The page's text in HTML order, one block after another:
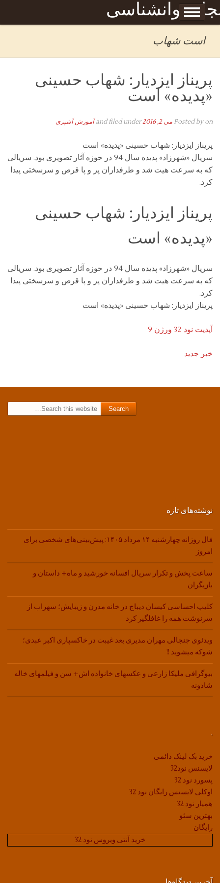
روانشناسی
Skip to content
برگه نمونه
است شهاب
پریناز ایزدیار: شهاب حسینی
«پدیده» است
Posted byon می 2, 2016 and filed under آموزش آشپزی
پریناز ایزدیار: شهاب حسینی «پدیده» است
سریال «شهرزاد» پدیده سال 94 در حوزه آثار تصویری بود. سریالی
که به سرعت هیت شد و طرفداران پر و پا قرص و سرسختی پیدا
کرد.
پریناز ایزدیار: شهاب حسینی
«پدیده» است
سریال «شهرزاد» پدیده سال 94 در حوزه آثار تصویری بود. سریالی
که به سرعت هیت شد و طرفداران پر و پا قرص و سرسختی پیدا
کرد.
پریناز ایزدیار: شهاب حسینی «پدیده» است
آپدیت نود 32 ورژن 9
خبر جدید
نوشته‌های تازه
فال روزانه چهارشنبه ۱۴ مرداد ۱۴۰۵: پیش‌بینی‌های شخصی برای
امروز
ساعت پخش و تکرار سریال افسانه خورشید و ماه+ داستان و
بازیگران
کلیپ احساسی کیسان دیباج در خانه مدرن و زیبایش؛ سهراب از
سرنوشت همه را غافلگیر کرد
ویدئوی جنجالی مهران مدیری بعد غیبت در خاکسپاری اکبر عبدی؛
شوکه میشوید !!
بیوگرافی ملیکا زارعی و عکسهای خانواده اش+ سن و فیلمهای خاله
شادونه
.
خرید بک لینک دائمی
لایسنس نود32
پسورد نود 32
اوکلی لایسنس رایگان نود 32
همیار نود 32
بهترین سئو
رایگان
خرید آنتی ویروس نود 32